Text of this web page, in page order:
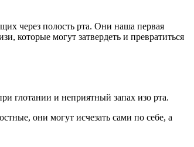
через полость рта. Они наша первая
которые могут затвердеть и превратиться
глотании и неприятный запах изо рта.
они могут исчезать сами по себе, а